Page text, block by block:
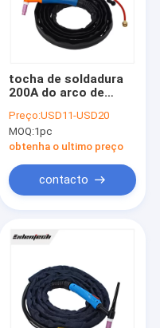
tocha de soldadura
200A do arco de
Tungsten Welding
Machine Accessories
Preço:USD11-USD20
MOQ:1pc
obtenha o ultimo preço
contacto